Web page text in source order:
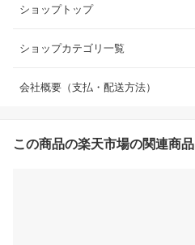
ショップトップ
ショップカテゴリ一覧
会社概要（支払・配送方法）
この商品の楽天市場の関連商品